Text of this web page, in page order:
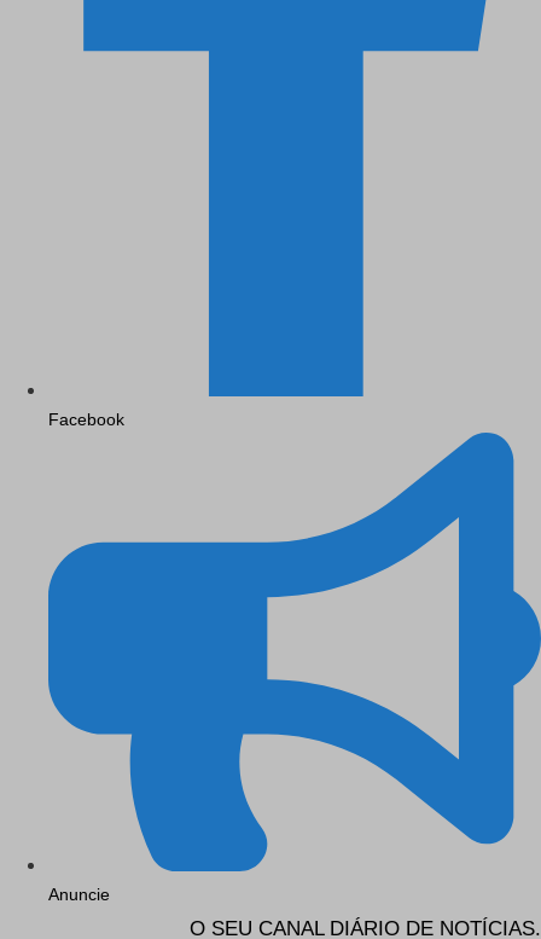
Facebook
Anuncie
O SEU CANAL DIÁRIO DE NOTÍCIAS.